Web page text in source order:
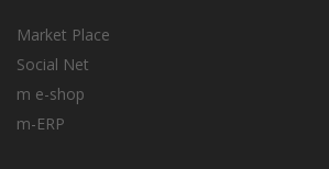
Market Place
Social Net
m e-shop
m-ERP